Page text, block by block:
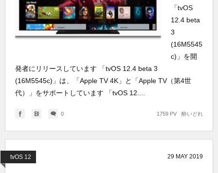
「tvOS
12.4 beta
3
(16M5545
c)」を開
発者にリリースしています 「tvOS 12.4 beta 3
(16M5545c)」は、「Apple TV 4K」と「Apple TV（第4世
代）」をサポートしています 「tvOS 12....
0 酔いどれ
1759 PV
tvOS 12 29 MAY 2019